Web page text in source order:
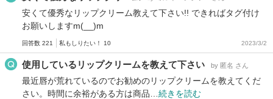
安くて優秀なリップクリーム教えて下さい!! できればタグ付け
お願いしますm(__)m
回答数 221 私もしりたい！ 10 2023/3/2
使用しているリップクリームを教えて下さい by 匿名 さん
最近唇が荒れているのでお勧めのリップクリームを教えてくだ
さい。時間に余裕がある方は商品… 続きを読む